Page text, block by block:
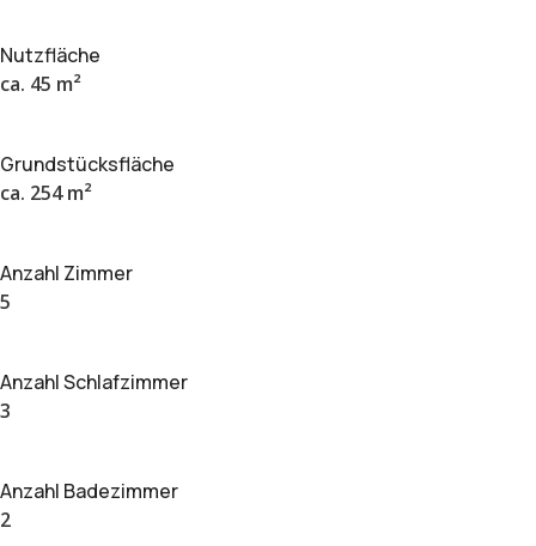
Nutzfläche
ca. 45 m²
Grundstücksfläche
ca. 254 m²
Anzahl Zimmer
5
Anzahl Schlafzimmer
3
Anzahl Badezimmer
2